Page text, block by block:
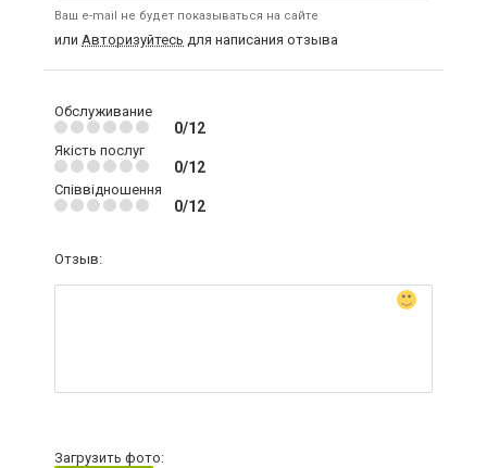
Ваш e-mail не будет показываться на сайте
или Авторизуйтесь для написания отзыва
Обслуживание
0/12
Якість послуг
0/12
Співвідношення
0/12
Отзыв:
Загрузить фото: